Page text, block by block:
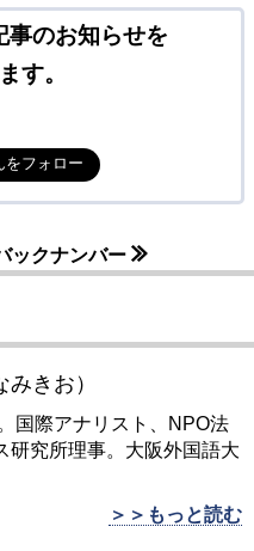
事のお知らせを
す。
をフォロー
ックナンバー
きお）
国際アナリスト、NPO法
研究所理事。大阪外国語大
＞＞もっと読む